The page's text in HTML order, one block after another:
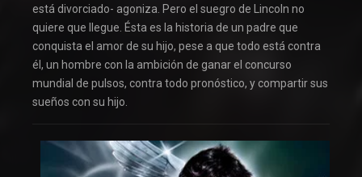
está divorciado- agoniza. Pero el suegro de Lincoln no
quiere que llegue. Ésta es la historia de un padre que
conquista el amor de su hijo, pese a que todo está contra
él, un hombre con la ambición de ganar el concurso
mundial de pulsos, contra todo pronóstico, y compartir sus
sueños con su hijo.